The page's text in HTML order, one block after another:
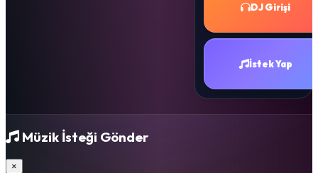
DJ Girişi
İstek Yap
Müzik İsteği Gönder
×